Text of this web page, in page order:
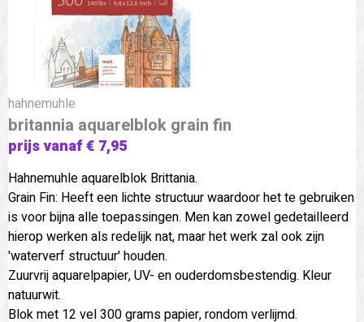
hahnemuhle
britannia aquarelblok grain fin
prijs vanaf € 7,95
Hahnemuhle aquarelblok Brittania.
Grain Fin: Heeft een lichte structuur waardoor het te gebruiken
is voor bijna alle toepassingen. Men kan zowel gedetailleerd
hierop werken als redelijk nat, maar het werk zal ook zijn
'waterverf structuur' houden.
Zuurvrij aquarelpapier, UV- en ouderdomsbestendig. Kleur
natuurwit.
Blok met 12 vel 300 grams papier, rondom verlijmd.